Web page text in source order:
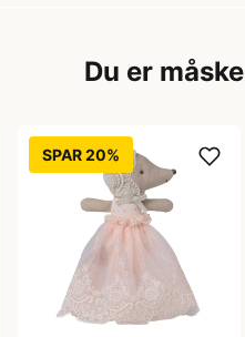
Du er
SPAR 20%